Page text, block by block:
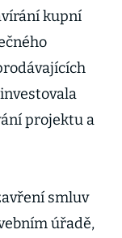
kupní
projektu a
smluv
úřadě,